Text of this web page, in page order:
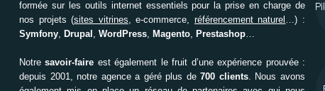
formée sur les outils internet essentiels pour la prise en charge de
nos projets (sites vitrines, e-commerce, référencement naturel …) :
Symfony, Drupal , WordPress, Magento, Prestashop…
Notresavoir-faire est également le fruit d’une expérience prouvée :
depuis 2001, notre agence a géré plus de700 clients. Nous avons